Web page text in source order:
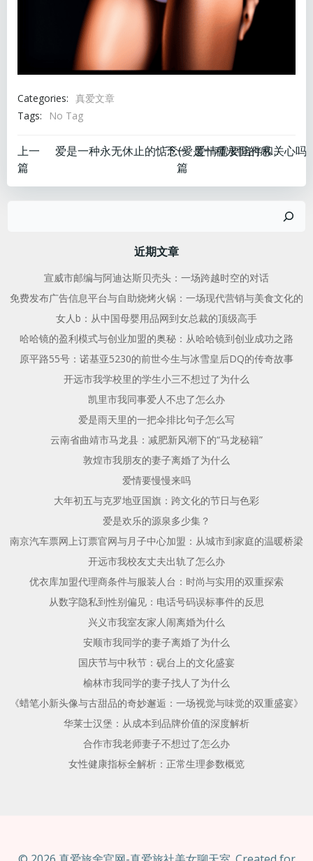
Categories: 真爱文章
Tags:
No Tag
文
章
上一
篇
爱是一种永无休止的惦念(愛是一種永恒的感覺,不會隨時間的流逝而消逝。)
文
章
航
下一
篇
近期文章
宣威市邮编与阿迪达斯贝壳头：一场跨越时空的对话
免费发布广告信息平台与自助烧烤火锅：一场现代营销与美食文化的
女人b：从中国母婴用品网到女总裁的顶级高手
哈哈镜的盈利模式与创业加盟的奥秘：从哈哈镜到创业成功之路
原平路55号：诺基亚5230的前世今生与冰雪皇后DQ的传奇故事
开远市我学校里的学生小三不想过了为什么
凯里市我同事爱人不忠了怎么办
爱是雨天里的一把伞排比句子怎么写
云南省曲靖市马龙县：减肥新风潮下的“马龙秘籍”
敦煌市我朋友的妻子离婚了为什么
爱情要慢慢来吗
大年初五与克罗地亚国旗：跨文化的节日与色彩
爱是欢乐的源泉多少集？
南京汽车票网上订票官网与月子中心加盟：从城市到家庭的温暖桥梁
开远市我校友丈夫出轨了怎么办
优衣库加盟代理商条件与服装人台：时尚与实用的双重探索
从数字隐私到性别偏见：电话号码误标事件的反思
兴义市我室友家人闹离婚为什么
安顺市我同学的妻子离婚了为什么
国庆节与中秋节：砚台上的文化盛宴
榆林市我同学的妻子找人了为什么
《蜡笔小新头像与古甜品的奇妙邂逅：一场视觉与味觉的双重盛宴》
华莱士汉堡：从成本到品牌价值的深度解析
合作市我老师妻子不想过了怎么办
女性健康指标全解析：正常生理参数概览